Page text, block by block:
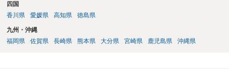
四国
香川県
愛媛県 高知県 徳島県
九州・沖縄
福岡県
佐賀県 長崎県 熊本県 大分県 宮崎県 鹿児島県 沖縄県